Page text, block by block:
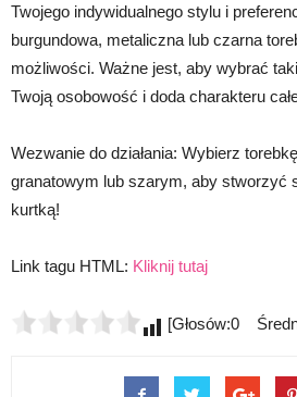
Twojego indywidualnego stylu i
burgundowa, metaliczna lub czarna
możliwości. Ważne jest, aby wybrać
Twoją osobowość i doda charakteru
Wezwanie do działania: Wybierz
granatowym lub szarym, aby stworzyć
kurtką!
Link tagu HTML: Kliknij tutaj
[Głosów:0